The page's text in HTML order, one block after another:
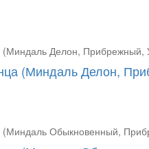
(Миндаль Делон,